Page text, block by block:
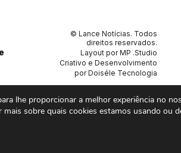
© Lance Notícias. Todos
direitos reservados.
Layout porMP .Studio
Criativo e Desenvolvimento
porDoiséle Tecnologia
lhe proporcionar a melhor experiência no
mais sobre quais cookies estamos usando ou
GDPR Cookie Banner